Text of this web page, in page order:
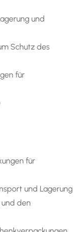
und
Schutz des
für
für
und Lagerung
den